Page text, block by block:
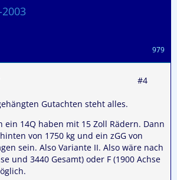
979
#4
Gutachten steht alles.
ein 14Q haben mit 15 Zoll Rädern. Dann
von 1750 kg und ein zGG von
sein. Also Variante II. Also wäre nach
und 3440 Gesamt) oder F (1900 Achse